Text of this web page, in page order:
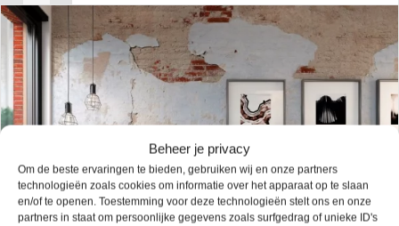
Beheer je privacy
Om de beste ervaringen te bieden, gebruiken wij en onze partners
technologieën zoals cookies om informatie over het apparaat op te slaan
en/of te openen. Toestemming voor deze technologieën stelt ons en onze
partners in staat om persoonlijke gegevens zoals surfgedrag of unieke ID's